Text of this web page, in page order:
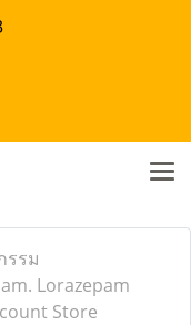
รรม
Lorazepam
Store